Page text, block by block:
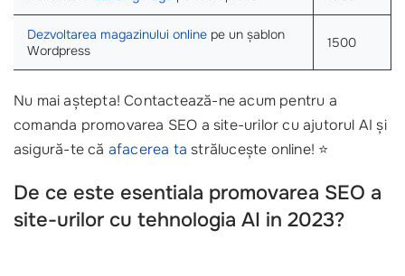
Dezvoltarea magazinului online pe un șablon
Wordpress
1500
Nu mai aștepta! Contactează-ne acum pentru a
comanda promovarea SEO a site-urilor cu ajutorul AI și
asigură-te că afacerea ta strălucește online! ⭐
De ce este esentiala promovarea SEO a
site-urilor cu tehnologia AI in 2023?